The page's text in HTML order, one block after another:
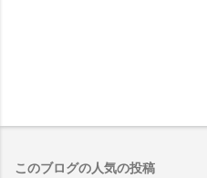
このブログの人気の投稿